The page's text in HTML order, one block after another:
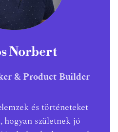
Norbert
& Product Builder
és történeteket
hogyan születnek jó